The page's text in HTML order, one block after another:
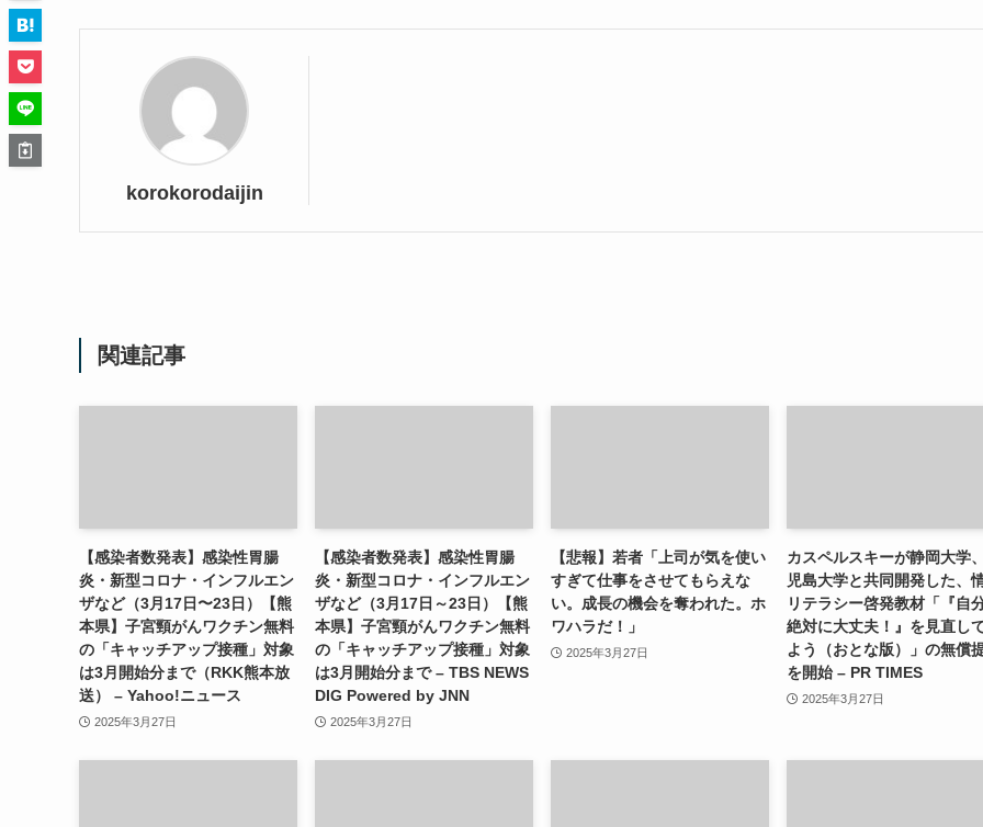
korokorodaijin
関連記事
【感染者数発表】感染性胃腸
炎・新型コロナ・インフルエン
ザなど（3月17日〜23日）【熊
本県】子宮頸がんワクチン無料
の「キャッチアップ接種」対象
は3月開始分まで（RKK熊本放
送） – Yahoo!ニュース
2025年3月27日
【感染者数発表】感染性胃腸
炎・新型コロナ・インフルエン
ザなど（3月17日～23日）【熊
本県】子宮頸がんワクチン無料
の「キャッチアップ接種」対象
は3月開始分まで – TBS NEWS
DIG Powered by JNN
2025年3月27日
【悲報】若者「上司が気を使い
すぎて仕事をさせてもらえな
い。成長の機会を奪われた。ホ
ワハラだ！」
2025年3月27日
カスペルスキーが静岡大学
児島大学と共同開発した、
リテラシー啓発教材「『自
絶対に大丈夫！』を見直し
よう（おとな版）」の無償
を開始 – PR TIMES
2025年3月27日